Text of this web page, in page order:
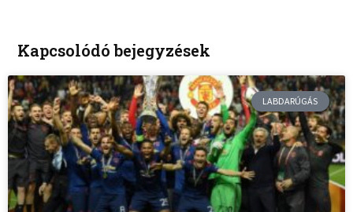
Kapcsolódó bejegyzések
LABDARÚGÁS